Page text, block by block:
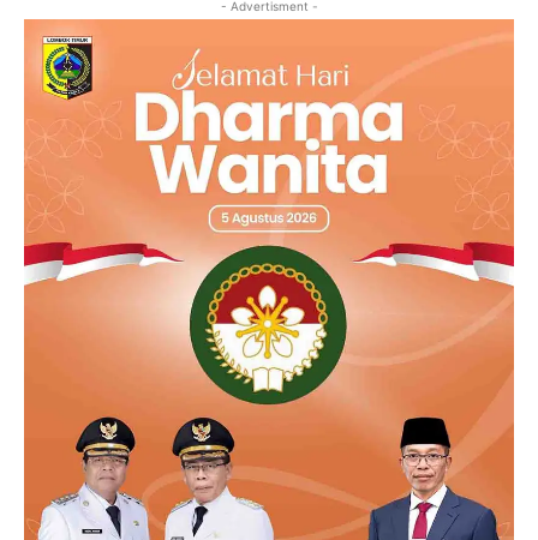
- Advertisment -